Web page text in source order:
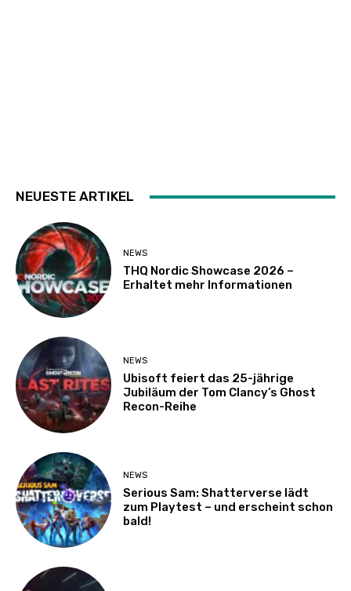
NEUESTE ARTIKEL
NEWS
THQ Nordic Showcase 2026 –
Erhaltet mehr Informationen
NEWS
Ubisoft feiert das 25-jährige
Jubiläum der Tom Clancy’s Ghost
Recon-Reihe
NEWS
Serious Sam: Shatterverse lädt
zum Playtest – und erscheint schon
bald!